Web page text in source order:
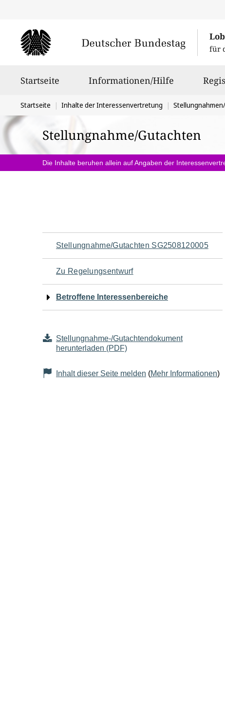
für
Startseite Informationen/Hilfe
Sie
befinden
sich
hier:
Startseite Inhalte der Interessenvertretung
Stellungnahme/Gutachten
Die Inhalte beruhen allein auf Angaben der
Navigation
für
den
Seiteninhalt
Stellungnahme/Gutachten SG2508120005
Zu Regelungsentwurf
Betroffene Interessenbereiche
Stellungnahme-/Gutachtendokument
herunterladen (PDF)
Inhalt dieser Seite melden (Mehr Informationen)